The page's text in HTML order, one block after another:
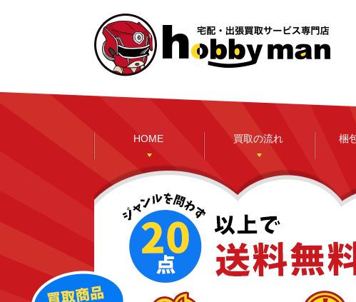
HOME 買取の流れ 梱